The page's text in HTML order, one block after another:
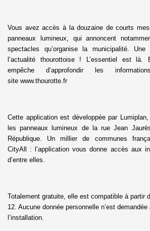
Vous avez accès à la douzaine de courts
panneaux lumineux, qui annoncent
spectacles qu’organise la municipalité.
l’actualité thourottoise ! L’essentiel est là.
empêche d’approfondir les
site www.thourotte.fr
Cette application est développée par
les panneaux lumineux de la rue Jean
République. Un millier de communes
CityAll : l’application vous donne accès aux
d’entre elles.
Totalement gratuite, elle est compatible à partir
12. Aucune donnée personnelle n’est
l’installation.